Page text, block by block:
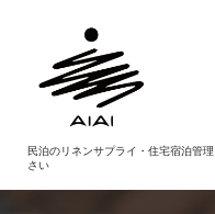
民泊のリネンサプライ・住宅宿泊管
さい